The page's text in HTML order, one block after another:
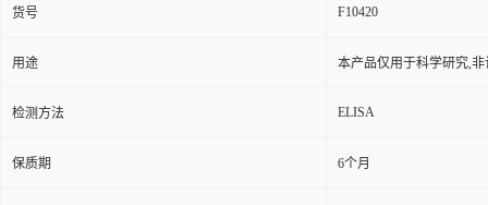
货号 F10420
用途 本产品仅用于科学研究,
检测方法 ELISA
保质期 6个月